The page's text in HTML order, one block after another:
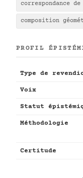
correspondance
composition
PROFIL
Type de
Voix
Statut
Méthodologie
Certitude